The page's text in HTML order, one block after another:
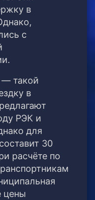
в
с
такой
в
РЭК и
для
30
расчёте по
цены